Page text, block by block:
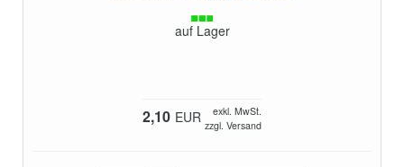
auf Lager
2,10 EUR
exkl. MwSt.
zzgl. Versand